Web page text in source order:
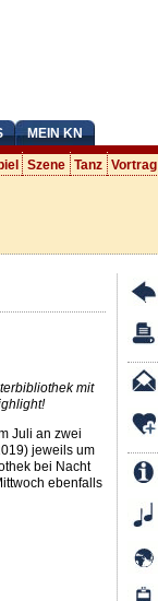
MEIN KN
Szene Tanz Vortrag
mit
Juli an zwei
jeweils um
bei Nacht
ebenfalls